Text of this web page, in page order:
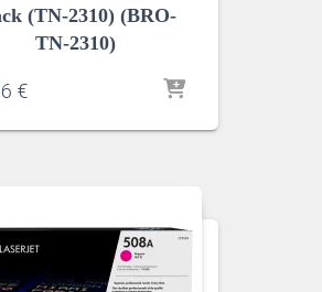
(TN-2310) (BRO-
TN-2310)
€